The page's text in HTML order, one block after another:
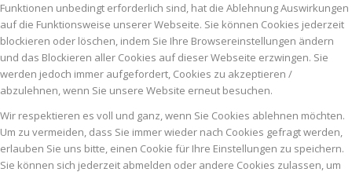
Funktionen unbedingt erforderlich sind, hat die Ablehnung Auswirkungen
auf die Funktionsweise unserer Webseite. Sie können Cookies jederzeit
blockieren oder löschen, indem Sie Ihre Browsereinstellungen ändern
und das Blockieren aller Cookies auf dieser Webseite erzwingen. Sie
werden jedoch immer aufgefordert, Cookies zu akzeptieren /
abzulehnen, wenn Sie unsere Website erneut besuchen.
Wir respektieren es voll und ganz, wenn Sie Cookies ablehnen möchten.
Um zu vermeiden, dass Sie immer wieder nach Cookies gefragt werden,
erlauben Sie uns bitte, einen Cookie für Ihre Einstellungen zu speichern.
Sie können sich jederzeit abmelden oder andere Cookies zulassen, um